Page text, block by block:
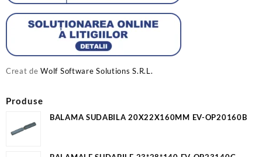
Creat deWolf Software Solutions S.R.L.
Produse
BALAMA SUDABILA 20X22X160MM EV-OP20160B